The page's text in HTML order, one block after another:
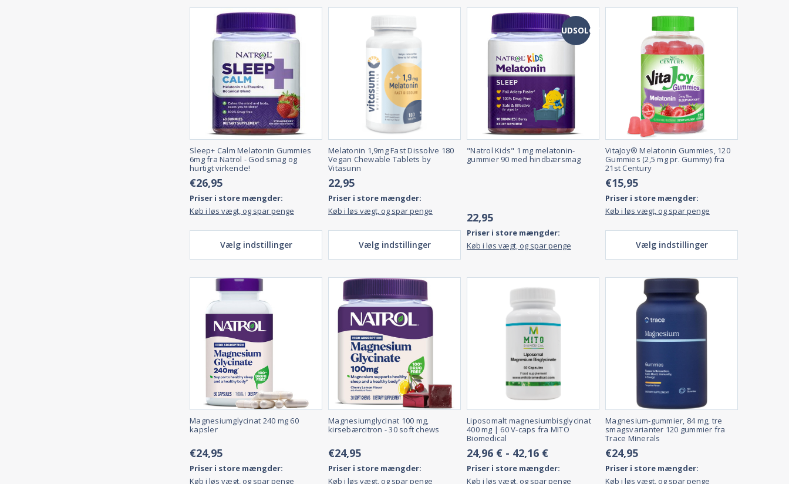
Sleep+ Calm Melatonin Gummies
6mg fra Natrol - God smag og
hurtigt virkende!
€26,95
Priser i store mængder:
Køb i løs vægt, og spar penge
Vælg indstillinger
Melatonin 1,9mg Fast Dissolve 180
Vegan Chewable Tablets by
Vitasunn
22,95
Priser i store mængder:
Køb i løs vægt, og spar penge
Vælg indstillinger
UDSOLGT
"Natrol Kids" 1 mg melatonin-
gummier 90 med hindbærsmag
22,95
Priser i store mængder:
Køb i løs vægt, og spar penge
VitaJoy® Melatonin Gummies, 120
Gummies (2,5 mg pr. Gummy) fra
21st Century
€15,95
Priser i store mængder:
Køb i løs vægt, og spar penge
Vælg indstillinger
Magnesiumglycinat 240 mg 60
kapsler
€24,95
Priser i store mængder:
Køb i løs vægt, og spar penge
Magnesiumglycinat 100 mg,
kirsebærcitron - 30 soft chews
€24,95
Priser i store mængder:
Køb i løs vægt, og spar penge
Liposomalt magnesiumbisglycinat
400 mg | 60 V-caps fra MITO
Biomedical
24,96 € - 42,16 €
Priser i store mængder:
Køb i løs vægt, og spar penge
Magnesium-gummier, 84 mg, tre
smagsvarianter 120 gummier fra
Trace Minerals
€24,95
Priser i store mængder:
Køb i løs vægt, og spar penge